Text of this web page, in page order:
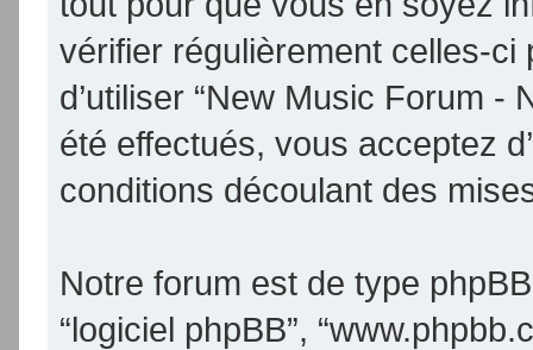
vérifier régulièrement celles-
d’utiliser “New Music Forum -
été effectués, vous acceptez
conditions découlant des
Notre forum est de type phpBB
“logiciel phpBB”,